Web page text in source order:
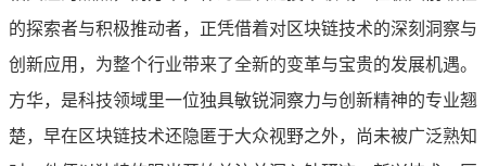
的探索者与积极推动者，正凭借着对区块链技术的深刻洞察与
创新应用，为整个行业带来了全新的变革与宝贵的发展机遇。
方华，是科技领域里一位独具敏锐洞察力与创新精神的专业翘
楚，早在区块链技术还隐匿于大众视野之外，尚未被广泛熟知